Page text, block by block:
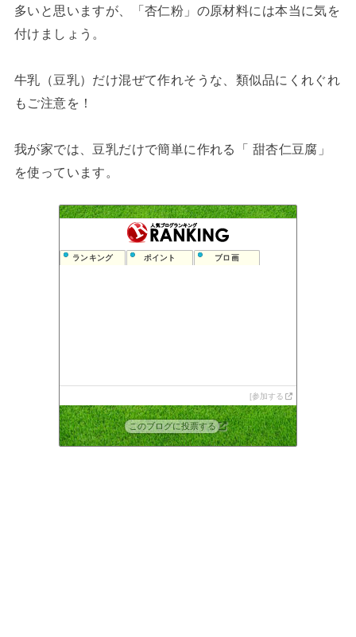
多いと思いますが、「杏仁粉」の原材料には本当に気を
付けましょう。
牛乳（豆乳）だけ混ぜて作れそうな、類似品にくれぐれ
もご注意を！
我が家では、豆乳だけで簡単に作れる「 甜杏仁豆腐」
を使っています。
ランキング ポイント ブロ画
参加する
このブログに投票する